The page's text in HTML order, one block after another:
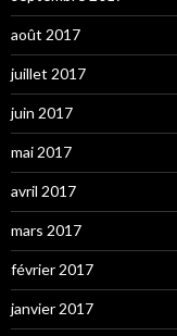
août 2017
juillet 2017
juin 2017
mai 2017
avril 2017
mars 2017
février 2017
janvier 2017